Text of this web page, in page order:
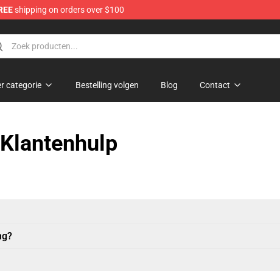
shipping on orders over $100
categorie Bestelling volgen Blog Contact
Klantenhulp